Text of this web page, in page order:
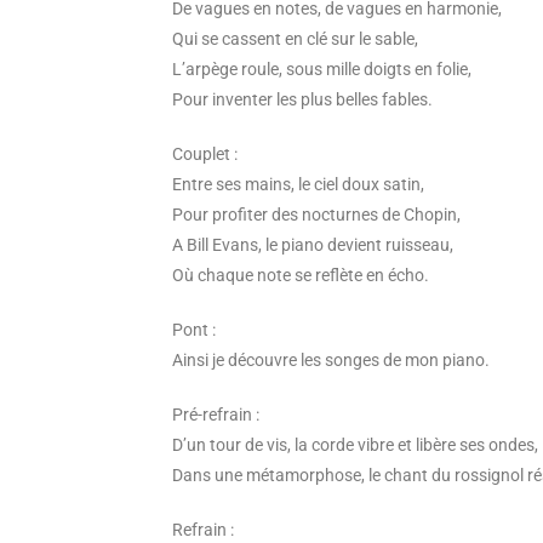
De vagues en notes, de vagues en harmonie,
Qui se cassent en clé sur le sable,
L’arpège roule, sous mille doigts en folie,
Pour inventer les plus belles fables.
Couplet :
Entre ses mains, le ciel doux satin,
Pour profiter des nocturnes de Chopin,
A Bill Evans, le piano devient ruisseau,
Où chaque note se reflète en écho.
Pont :
Ainsi je découvre les songes de mon piano.
Pré-refrain :
D’un tour de vis, la corde vibre et libère ses ondes,
Dans une métamorphose, le chant du rossignol
Refrain :